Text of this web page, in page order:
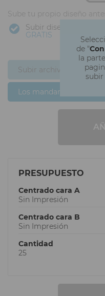
de "
la
subir
Sube tu propio diseño
Subir diseño
GRATIS
Subir archivos ahora
Los mandaré después
PRESUPUESTO
Centrado cara A
Sin Impresión
Centrado cara B
Sin Impresión
Cantidad
25